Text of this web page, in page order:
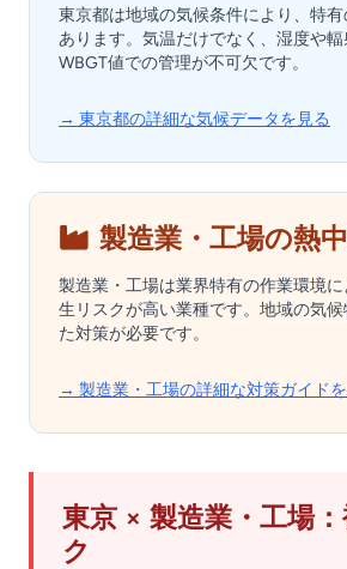
東京都は地域の気候条件により、特
あります。気温だけでなく、湿度や
WBGT値での管理が不可欠です。
→ 東京都の詳細な気候データを見る
製造業・工場の熱
製造業・工場は業界特有の作業環境
生リスクが高い業種です。地域の気
た対策が必要です。
→ 製造業・工場の詳細な対策ガイド
東京 × 製造業・工場
ク